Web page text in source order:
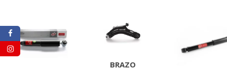
BRAZO